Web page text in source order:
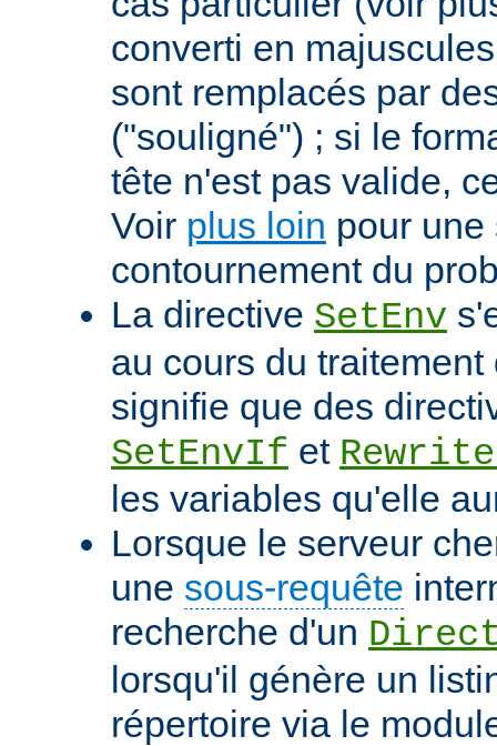
converti en
sont remplacés par
("souligné") ; si le
tête n'est pas valide,
Voir plus loin pour
contournement du
La directive SetEnv
au cours du
signifie que des
SetEnvIf et
les variables qu'elle
Lorsque le serveur
une sous-requête
recherche d'un
lorsqu'il génère un
répertoire via le